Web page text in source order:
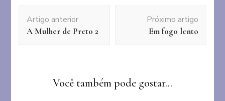
de
post
Artigo anterior
A Mulher de Preto 2
Próximo artigo
Em fogo lento
Você também pode gostar...